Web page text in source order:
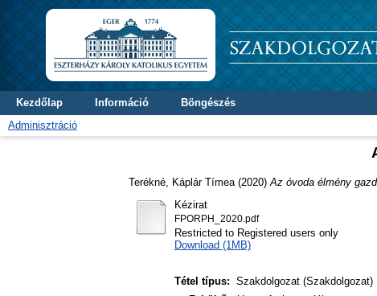
Kezdőlap Információ
Böngészés
Adminisztráció
Terékné, Káplár Tímea (2020) Az óvoda élmény
Kézirat
FPORPH_2020.pdf
Restricted to Registered users only
Download (1MB)
Tétel típus: Szakdolgozat (Szakdolgozat)